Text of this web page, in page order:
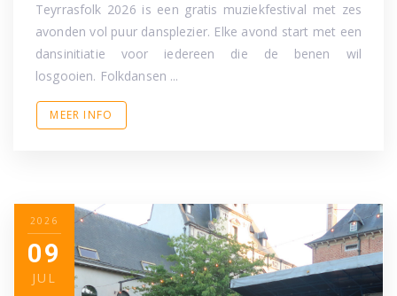
Teyrrasfolk 2026 is een gratis muziekfestival met zes
avonden vol puur dansplezier. Elke avond start met een
dansinitiatie voor iedereen die de benen wil
losgooien. Folkdansen ...
MEER INFO
2026
09
JUL